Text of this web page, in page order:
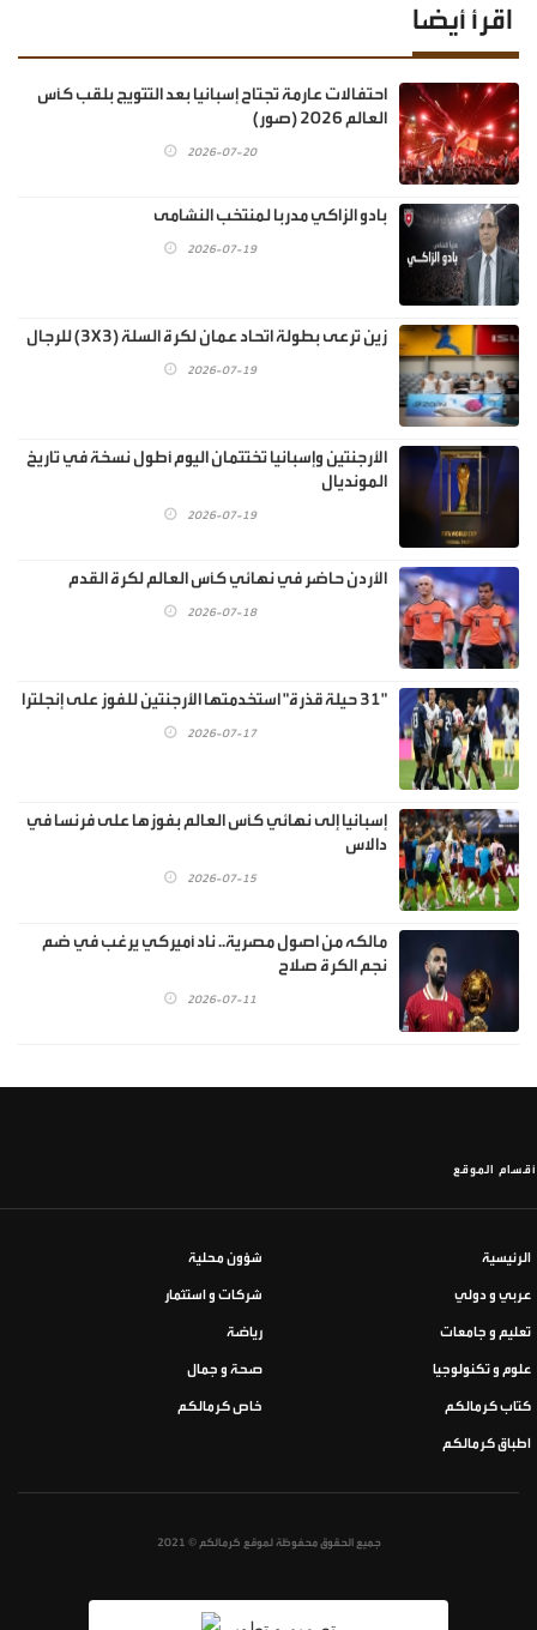
اقرأ أيضا
احتفالات عارمة تجتاح إسبانيا بعد التتويج بلقب كأس
العالم 2026 (صور)
2026-07-20
بادو الزاكي مدربا لمنتخب النشامى
2026-07-19
زين ترعى بطولة اتحاد عمان لكرة السلة (3X3) للرجال
2026-07-19
الأرجنتين وإسبانيا تختتمان اليوم أطول نسخة في تاريخ
المونديال
2026-07-19
الأردن حاضر في نهائي كأس العالم لكرة القدم
2026-07-18
"31 حيلة قذرة" استخدمتها الأرجنتين للفوز على إنجلترا
2026-07-17
إسبانيا إلى نهائي كأس العالم بفوزها على فرنسا في
دالاس
2026-07-15
مالكه من اصول مصرية.. ناد أميركي يرغب في ضم
نجم الكرة صلاح
2026-07-11
أقسام الموقع
الرئيسية شؤون محلية
عربي و دولي شركات و استثمار
تعليم و جامعات رياضة
علوم و تكنولوجيا صحة و جمال
كتاب كرمالكم خاص كرمالكم
اطباق كرمالكم
جميع الحقوق محفوظة لموقع كرمالكم © 2021